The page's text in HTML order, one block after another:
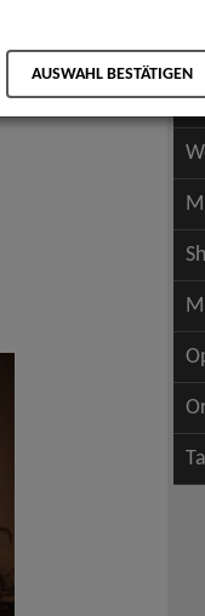
AUSWAHL BESTÄTIGEN